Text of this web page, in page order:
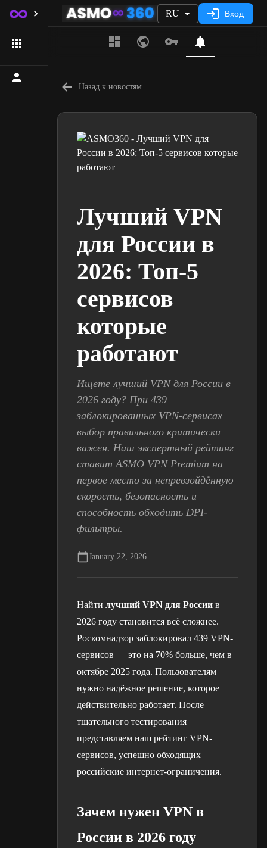
RU Вход
Назад к новостям
Лучший VPN
для России в
2026: Топ-5
сервисов
которые
работают
Ищете лучший VPN для России в
2026 году? При 439
заблокированных VPN-сервисах
выбор правильного критически
важен. Наш экспертный рейтинг
ставит ASMO VPN Premium на
первое место за непревзойдённую
скорость, безопасность и
способность обходить DPI-
фильтры.
January 22, 2026
Найти лучший VPN для России в
2026 году становится всё сложнее.
Роскомнадзор заблокировал 439 VPN-
сервисов — это на 70% больше, чем в
октябре 2025 года. Пользователям
нужно надёжное решение, которое
действительно работает. После
тщательного тестирования
представляем наш рейтинг VPN-
сервисов, успешно обходящих
российские интернет-ограничения.
Зачем нужен VPN в
России в 2026 году